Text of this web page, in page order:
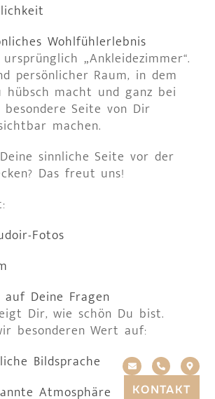
KONTAKT
Bildsprache
Atmosphäre
Dir, wie schön Du bist.
besonderen Wert auf:
Fotos
Deine Fragen
„Ankleidezimmer“.
persönlicher Raum, in dem
hübsch macht und ganz bei
Seite von Dir
machen.
sinnliche Seite vor der
Das freut uns!
Wohlfühlerlebnis